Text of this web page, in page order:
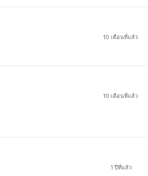
10 เดือนที่แล้ว
10 เดือนที่แล้ว
1 ปีที่แล้ว